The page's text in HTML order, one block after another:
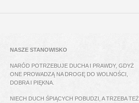
NASZE STANOWISKO
NARÓD POTRZEBUJE DUCHA I PRAWDY, GDYŻ
ONE PROWADZĄ NA DROGĘ DO WOLNOŚCI,
DOBRA I PIĘKNA.
NIECH DUCH ŚPIĄCYCH POBUDZI, A TRZEBA TEŻ,